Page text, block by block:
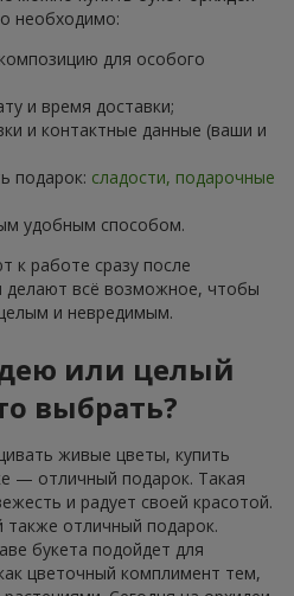
необходимо:
для особого
и время доставки;
и контактные данные (ваши и
подарок: сладости, подарочные
удобным способом.
к работе сразу после
делают всё возможное, чтобы
и невредимым.
или целый
выбрать?
живые цветы, купить
— отличный подарок. Такая
и радует своей красотой.
также отличный подарок.
букета подойдет для
цветочный комплимент тем,